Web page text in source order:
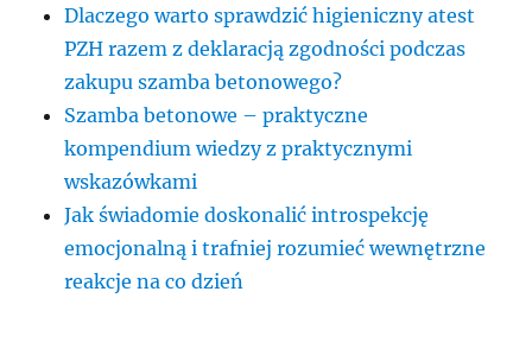
Dlaczego warto sprawdzić higieniczny atest
PZH razem z deklaracją zgodności podczas
zakupu szamba betonowego?
Szamba betonowe – praktyczne
kompendium wiedzy z praktycznymi
wskazówkami
Jak świadomie doskonalić introspekcję
emocjonalną i trafniej rozumieć wewnętrzne
reakcje na co dzień